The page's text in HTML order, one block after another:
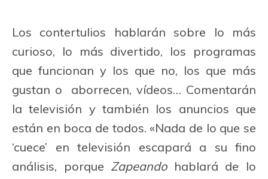
Los contertulios hablarán sobre lo más
curioso, lo más divertido, los programas
que funcionan y los que no, los que más
gustan o aborrecen, vídeos… Comentarán
la televisión y también los anuncios que
están en boca de todos. «Nada de lo que se
‘cuece’ en televisión escapará a su fino
análisis, porque Zapeandohablará de lo